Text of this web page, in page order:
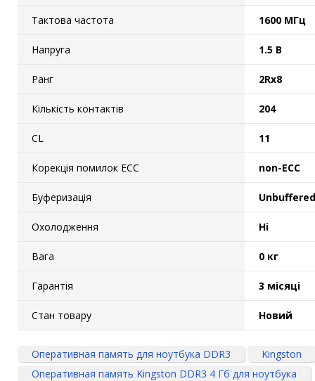
Тактова частота 1600 МГц
Напруга 1.5 В
Ранг 2Rx8
Кількість контактів 204
CL 11
Корекція помилок ECC non-ECC
Буферизація Unbuffered
Охолодження Ні
Вага 0 кг
Гарантія 3 місяці
Стан товару Новий
Оперативная память для ноутбука DDR3
Kingston
Оперативная память Kingston DDR3 4 Гб для ноутбука